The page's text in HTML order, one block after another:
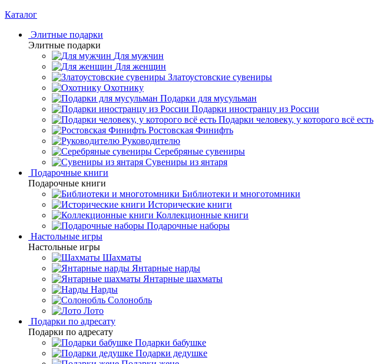
Каталог
Элитные подарки
Элитные подарки
Для мужчин
Для женщин
Златоустовские сувениры
Охотнику
Подарки для мусульман
Подарки иностранцу из России
Подарки человеку, у которого всё есть
Ростовская Финифть
Руководителю
Серебряные сувениры
Сувениры из янтаря
Подарочные книги
Подарочные книги
Библиотеки и многотомники
Исторические книги
Коллекционные книги
Подарочные наборы
Настольные игры
Настольные игры
Шахматы
Янтарные нарды
Янтарные шахматы
Нарды
Солонобль
Лото
Подарки по адресату
Подарки по адресату
Подарки бабушке
Подарки дедушке